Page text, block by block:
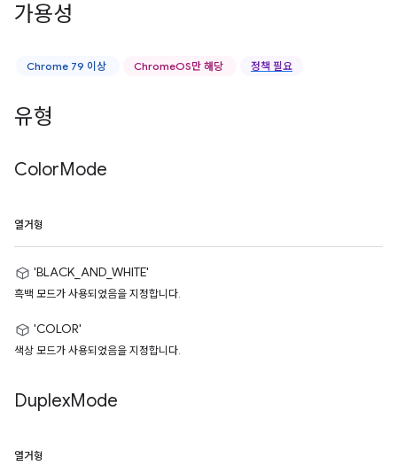
가용성
Chrome 79 이상 ChromeOS만 해당 정책 필요
유형
ColorMode
열거형
'BLACK_AND_WHITE'
흑백 모드가 사용되었음을 지정합니다.
'COLOR'
색상 모드가 사용되었음을 지정합니다.
DuplexMode
열거형